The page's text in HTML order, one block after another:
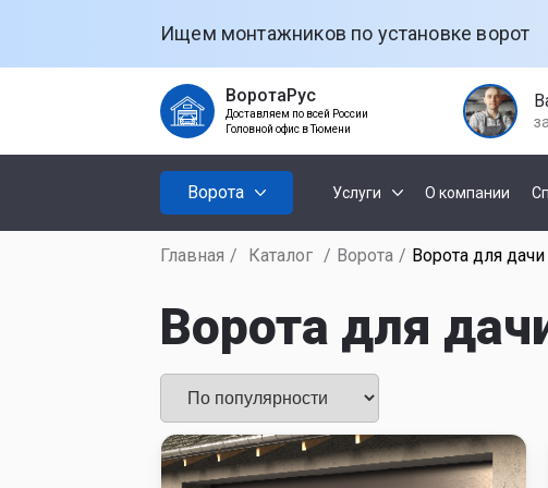
Ищем монтажников по установке ворот
ВоротаРус
Доставляем по всей России
Головной офис в Тюмени
Ворота
Откатные
Распашные
Услуги
Установка
ворот
О компании
Главная / Каталог / Ворота / Ворота для дачи
Ворота для